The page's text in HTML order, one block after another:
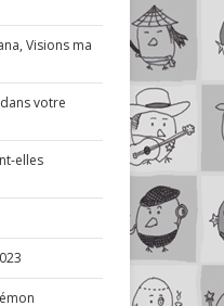
Visions ma
votre
elles